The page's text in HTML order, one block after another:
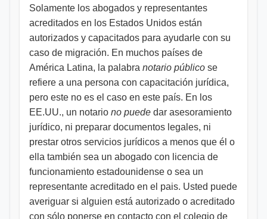
Solamente los abogados y representantes
acreditados en los Estados Unidos están
autorizados y capacitados para ayudarle con su
caso de migración. En muchos países de
América Latina, la palabra notario público se
refiere a una persona con capacitación jurídica,
pero este no es el caso en este país. En los
EE.UU., un notario no puede dar asesoramiento
jurídico, ni preparar documentos legales, ni
prestar otros servicios jurídicos a menos que él o
ella también sea un abogado con licencia de
funcionamiento estadounidense o sea un
representante acreditado en el pais. Usted puede
averiguar si alguien está autorizado o acreditado
con sólo ponerse en contacto con el colegio de